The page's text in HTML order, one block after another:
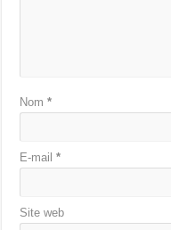
Nom*
E-mail*
Site web